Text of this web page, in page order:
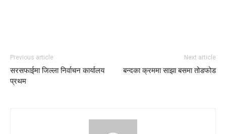
Previous article
सरसफाईमा जिल्ला निर्वाचन कार्यालय
प्रथम
Next article
बन्दका क्रममा साझा बसमा तोडफोड